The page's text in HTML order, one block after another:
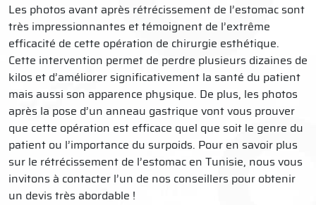
Les photos avant après rétrécissement de l’estomac sont
très impressionnantes et témoignent de l’extrême
efficacité de cette opération de chirurgie esthétique.
Cette intervention permet de perdre plusieurs dizaines de
kilos et d’améliorer significativement la santé du patient
mais aussi son apparence physique. De plus, les photos
après la pose d’un anneau gastrique vont vous prouver
que cette opération est efficace quel que soit le genre du
patient ou l’importance du surpoids. Pour en savoir plus
sur le rétrécissement de l’estomac en Tunisie, nous vous
invitons à contacter l’un de nos conseillers pour obtenir
un devis très abordable !